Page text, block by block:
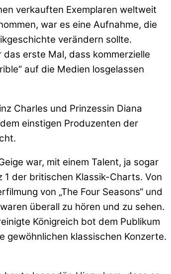
verkauften Exemplaren weltweit
war es eine Aufnahme, die
verändern sollte.
erste Mal, dass kommerzielle
auf die Medien losgelassen
Charles und Prinzessin Diana
einstigen Produzenten der
war, mit einem Talent, ja sogar
1 der britischen Klassik-Charts. Von
von „The Four Seasons“ und
überall zu hören und zu sehen.
Königreich bot dem Publikum
gewöhnlichen klassischen Konzerte.